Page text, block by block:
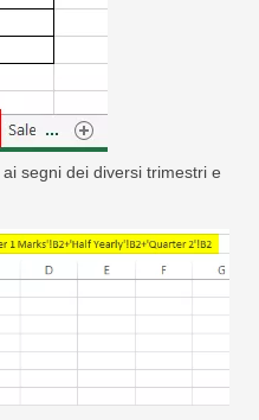
segni dei diversi trimestri e